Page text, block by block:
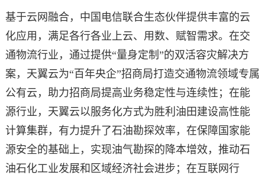
基于云网融合，中国电信联合生态伙伴提供丰富的云
化应用，满足各行各业上云、用数、赋智需求。在交
通物流行业，通过提供“量身定制”的双活容灾解决方
案，天翼云为“百年央企”招商局打造交通物流领域专属
公有云，助力招商局提高业务稳定性与连续性；在能
源行业，天翼云以服务化方式为胜利油田建设高性能
计算集群，有力提升了石油勘探效率，在保障国家能
源安全的基础上，实现油气勘探的降本增效，推动石
油石化工业发展和区域经济社会进步；在互联网行